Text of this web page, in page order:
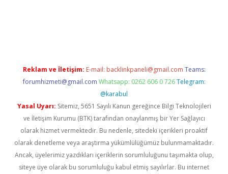
Reklam ve İletişim: E-mail: backlinkpaneli@gmail.com Teams:
forumhizmeti@gmail.com Whatsapp: 0262 606 0 726 Telegram:
@karabul
Yasal Uyarı: Sitemiz, 5651 Sayılı Kanun gereğince Bilgi Teknolojileri
ve İletişim Kurumu (BTK) tarafından onaylanmış bir Yer Sağlayıcı
olarak hizmet vermektedir. Bu nedenle, sitedeki içerikleri proaktif
olarak denetleme veya araştırma yükümlülüğümüz bulunmamaktadır.
Ancak, üyelerimiz yazdıkları içeriklerin sorumluluğunu taşımakta olup,
siteye üye olarak bu sorumluluğu kabul etmiş sayılırlar. Bu internet